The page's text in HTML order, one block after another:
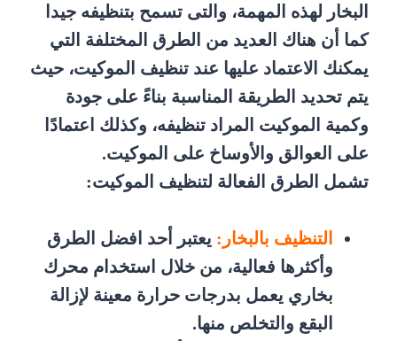
البخار لهذه المهمة، والتى تسمح بتنظيفه جيدا
كما أن هناك العديد من الطرق المختلفة التي
يمكنك الاعتماد عليها عند تنظيف الموكيت، حيث
يتم تحديد الطريقة المناسبة بناءً على جودة
وكمية الموكيت المراد تنظيفه، وكذلك اعتمادًا
على العوالق والأوساخ على الموكيت.
تشمل الطرق الفعالة لتنظيف الموكيت:
التنظيف بالبخار: يعتبر أحد افضل الطرق
وأكثرها فعالية، من خلال استخدام محرك
بخاري يعمل بدرجات حرارة معينة لإزالة
البقع والتخلص منها.